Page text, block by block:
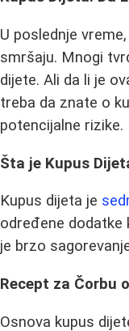
U poslednje vreme,
smršaju. Mnogi
dijete. Ali da li je
treba da znate o
potencijalne rizike.
Šta je Kupus
Kupus dijeta je
određene dodatke
je brzo
Recept za Čorbu
Osnova kupus